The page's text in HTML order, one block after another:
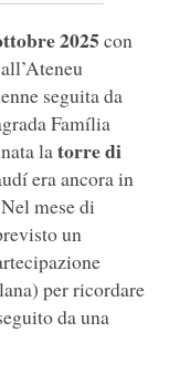
2025 con
seguita da
Família
latorre di
era ancora in
mese di
un
per ricordare
da una